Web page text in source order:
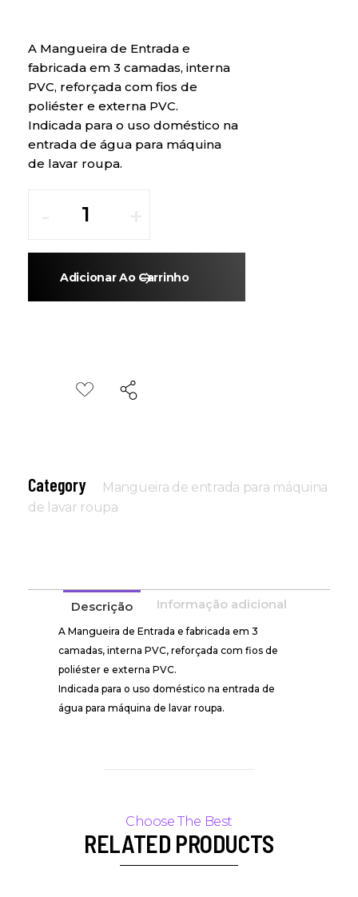
A Mangueira de Entrada e
fabricada em 3 camadas, interna
PVC, reforçada com fios de
poliéster e externa PVC.
Indicada para o uso doméstico na
entrada de água para máquina
de lavar roupa.
Adicionar Ao Carrinho
Category
Mangueira de entrada para máquina
de lavar roupa
Descrição Informação adicional
A Mangueira de Entrada e fabricada em 3
camadas, interna PVC, reforçada com fios de
poliéster e externa PVC.
Indicada para o uso doméstico na entrada de
água para máquina de lavar roupa.
RELATED PRODUCTS